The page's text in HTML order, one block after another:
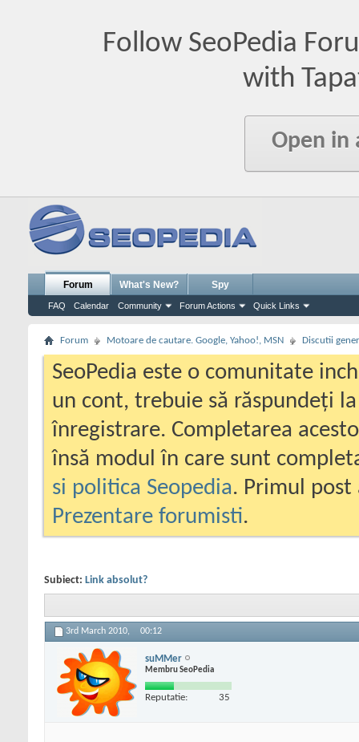
Follow SeoPedia
with
Open in
Forum
FAQ Calendar Community Forum Actions Quick Links
What's New? Spy
Forum Motoare de cautare. Google, Yahoo!, MSN Discutii
SeoPedia este o comunitate
un cont, trebuie să răspundeți
înregistrare. Completarea
însă modul în care sunt
si politica Seopedia. Primul
Prezentare forumisti.
Subiect: Link absolut?
3rd March 2010, 00:12
suMMer
Membru SeoPedia
Reputatie: 35